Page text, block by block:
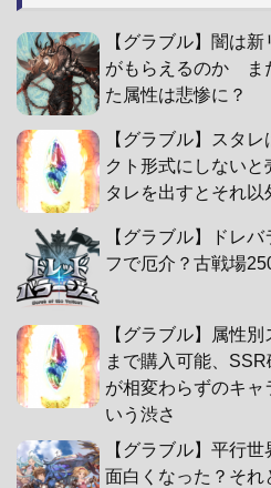
【グラブル】闇は
がもらえるのか ま
た属性は悲惨に？
【グラブル】スタ
クト形式にしない
タレを出すとそれ以
【グラブル】ドレ
フで厄介？古戦場
【グラブル】属性
まで購入可能、
が相変わらずのキャ
いう渋さ
【グラブル】平行
面白くなった？それ